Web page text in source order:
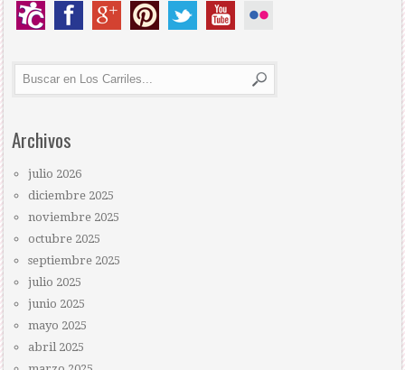
Archivos
julio 2026
diciembre 2025
noviembre 2025
octubre 2025
septiembre 2025
julio 2025
junio 2025
mayo 2025
abril 2025